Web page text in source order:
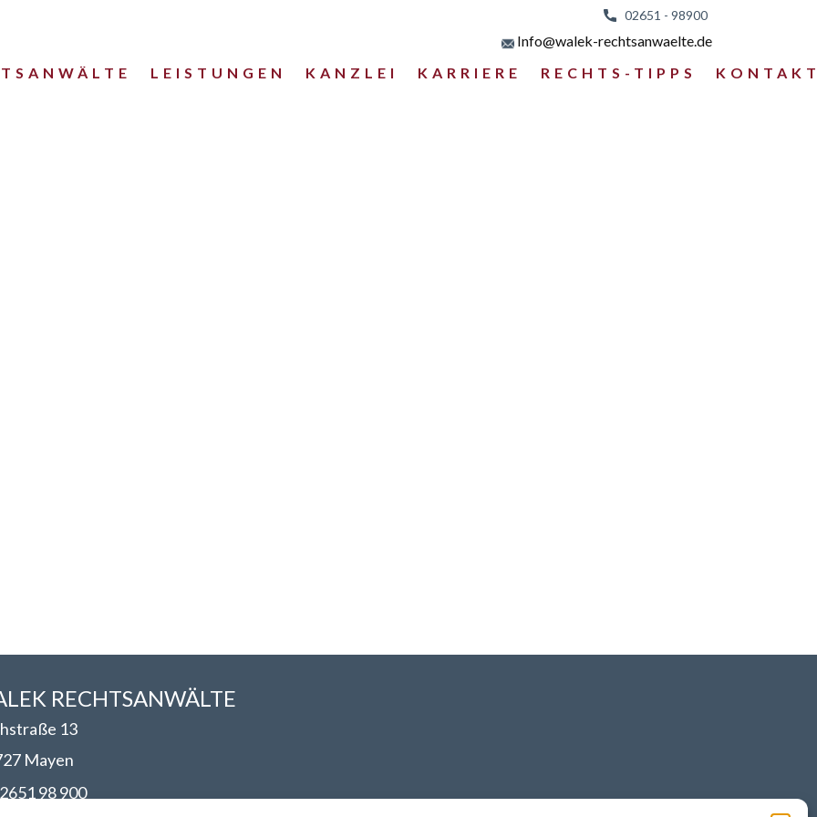
02651 - 98900
LEISTUNGEN KANZLEI KARRIERE RECHTS-TIPPS
Info@walek-rechtsanwaelte.de
RECHTSANWÄLT​​E
13
Mayen
98 900